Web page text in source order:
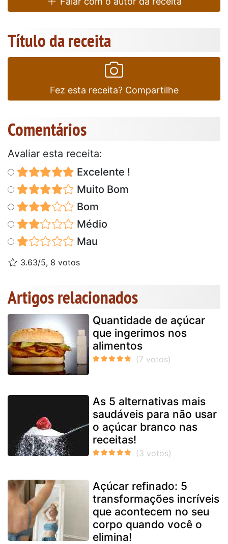
Título da receita
Fez esta receita? Compartilhe
Comentários
Avaliar esta receita:
Excelente !
Muito Bom
Bom
Médio
Mau
3.63/5, 8 votos
Artigos relacionados
Quantidade de açúcar
que ingerimos nos
alimentos
As 5 alternativas mais
saudáveis para não usar
o açúcar branco nas
receitas!
Açúcar refinado: 5
transformações incríveis
que acontecem no seu
corpo quando você o
elimina!